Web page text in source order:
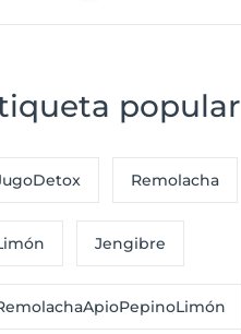
popular
Remolacha
Jengibre